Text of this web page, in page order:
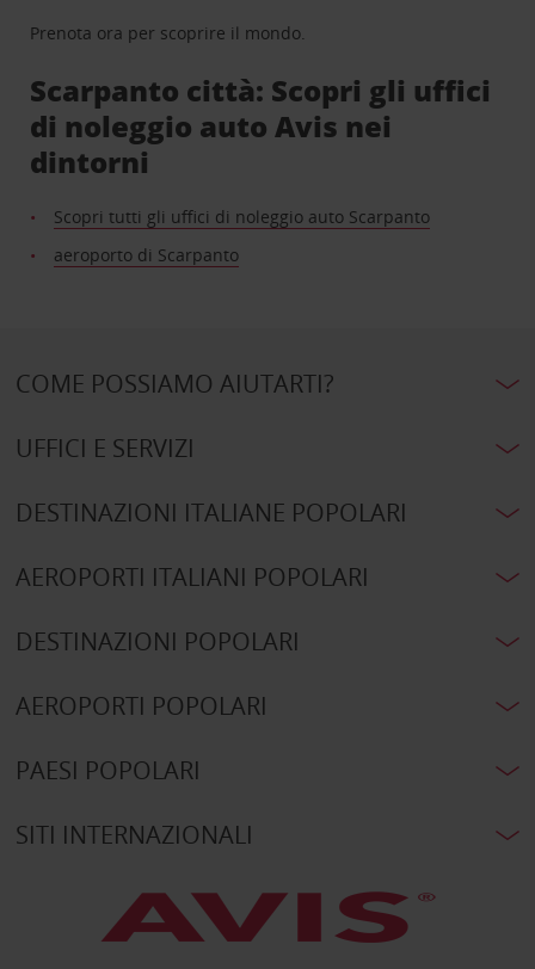
Prenota ora per scoprire il mondo.
Scarpanto città: Scopri gli uffici
di noleggio auto Avis nei
dintorni
Scopri tutti gli uffici di noleggio auto Scarpanto
aeroporto di Scarpanto
COME POSSIAMO AIUTARTI?
UFFICI E SERVIZI
DESTINAZIONI ITALIANE POPOLARI
AEROPORTI ITALIANI POPOLARI
DESTINAZIONI POPOLARI
AEROPORTI POPOLARI
PAESI POPOLARI
SITI INTERNAZIONALI